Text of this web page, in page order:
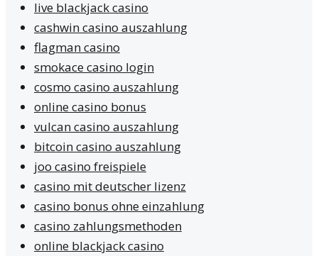
live blackjack casino
cashwin casino auszahlung
flagman casino
smokace casino login
cosmo casino auszahlung
online casino bonus
vulcan casino auszahlung
bitcoin casino auszahlung
joo casino freispiele
casino mit deutscher lizenz
casino bonus ohne einzahlung
casino zahlungsmethoden
online blackjack casino